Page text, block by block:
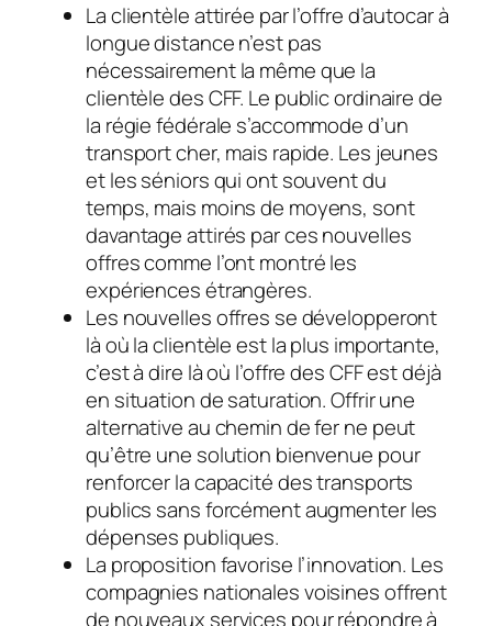
La clientèle attirée par l’offre d’autocar à
longue distance n’est pas
nécessairement la même que la
clientèle des CFF. Le public ordinaire de
la régie fédérale s’accommode d’un
transport cher, mais rapide. Les jeunes
et les séniors qui ont souvent du
temps, mais moins de moyens, sont
davantage attirés par ces nouvelles
offres comme l’ont montré les
expériences étrangères.
Les nouvelles offres se développeront
là où la clientèle est la plus importante,
c’est à dire là où l’offre des CFF est déjà
en situation de saturation. Offrir une
alternative au chemin de fer ne peut
qu’être une solution bienvenue pour
renforcer la capacité des transports
publics sans forcément augmenter les
dépenses publiques.
La proposition favorise l’innovation. Les
compagnies nationales voisines offrent
de nouveaux services pour répondre à